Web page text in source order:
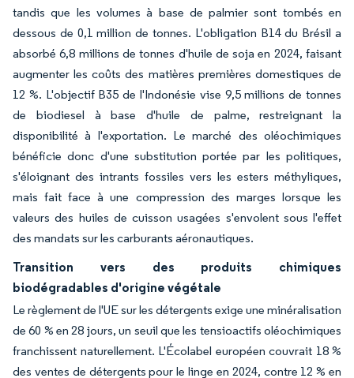
tandis que les volumes à base de palmier sont tombés en
dessous de 0,1 million de tonnes. L'obligation B14 du Brésil a
absorbé 6,8 millions de tonnes d'huile de soja en 2024, faisant
augmenter les coûts des matières premières domestiques de
12 %. L'objectif B35 de l'Indonésie vise 9,5 millions de tonnes
de biodiesel à base d'huile de palme, restreignant la
disponibilité à l'exportation. Le marché des oléochimiques
bénéficie donc d'une substitution portée par les politiques,
s'éloignant des intrants fossiles vers les esters méthyliques,
mais fait face à une compression des marges lorsque les
valeurs des huiles de cuisson usagées s'envolent sous l'effet
des mandats sur les carburants aéronautiques.
Transition vers des produits chimiques
biodégradables d'origine végétale
Le règlement de l'UE sur les détergents exige une minéralisation
de 60 % en 28 jours, un seuil que les tensioactifs oléochimiques
franchissent naturellement. L'Écolabel européen couvrait 18 %
des ventes de détergents pour le linge en 2024, contre 12 % en